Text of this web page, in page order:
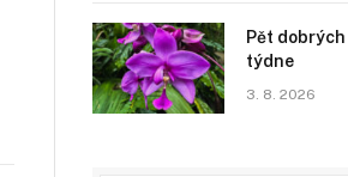
Pět
týdne
3. 8. 2026